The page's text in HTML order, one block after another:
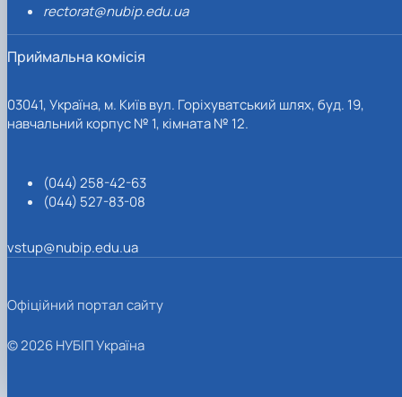
rectorat@nubip.edu.ua
Приймальна комісія
03041, Україна, м. Київ вул. Горіхуватський шлях, буд. 19,
навчальний корпус № 1, кімната № 12.
(044) 258-42-63
(044) 527-83-08
vstup@nubip.edu.ua
Офіційний портал сайту
© 2026 НУБІП Україна